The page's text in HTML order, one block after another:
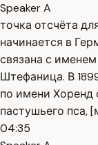
Speaker A
точка отсчёта
начинается в
связана с
Штефаница. В
по имени Хоренд
пастушьего пса,
04:35